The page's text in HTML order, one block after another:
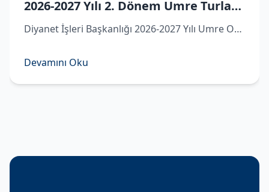
2026-2027 Yılı 2. Dönem Umre Turlarına Kayıtlar Başlıyor
Diyanet İşleri Başkanlığı 2026-2027 Yılı Umre Organizasyonu kapsamında ikinci dönem umre turlarına dair detaylar belli oldu.
Devamını Oku